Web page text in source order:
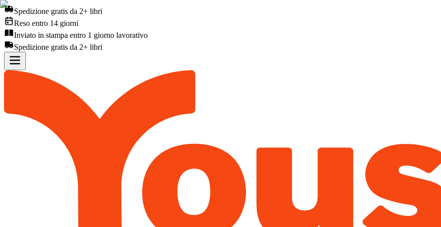
Spedizione gratis da 2+ libri
Reso entro 14 giorni
Inviato in stampa entro 1 giorno lavorativo
Spedizione gratis da 2+ libri